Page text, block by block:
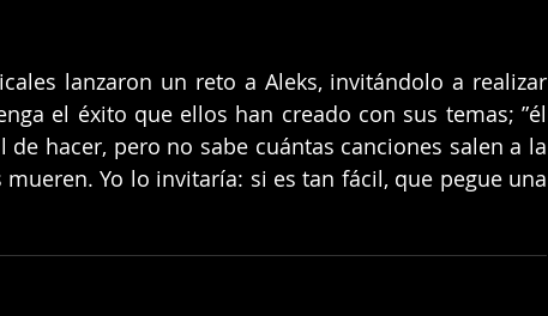
lanzaron un reto a Aleks, invitándolo a realizar
el éxito que ellos han creado con sus temas; ”él
hacer, pero no sabe cuántas canciones salen a la
Yo lo invitaría: si es tan fácil, que pegue una